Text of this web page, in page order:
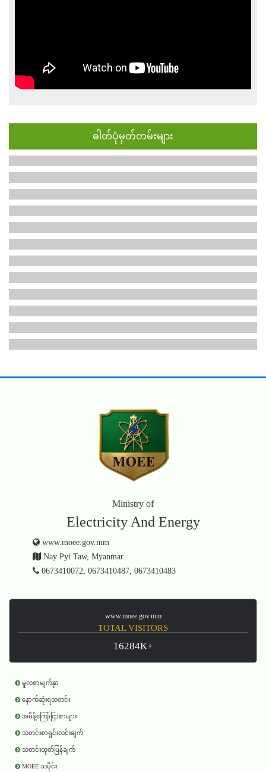
ဓါတ်ပုံမှတ်တမ်းများ
Ministry of
Electricity And Energy
www.moee.gov.mm
Nay Pyi Taw, Myanmar.
0673410072, 0673410487, 0673410483
www.moee.gov.mm
TOTAL VISITORS
16284K+
မူလစာမျက်နှာ
နောက်ဆုံးရသတင်း
အမိန့်ကြော်ငြာစာများ
သတင်းစာရှင်းလင်းချက်
သတင်းထုတ်ပြန်ချက်
MOEE သမိုင်း